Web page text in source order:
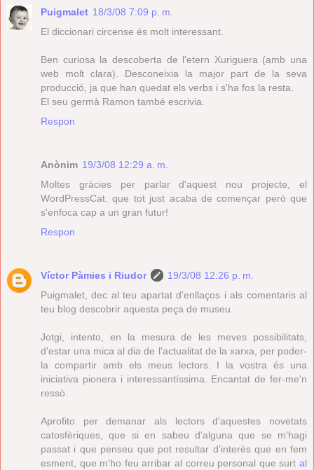
Puigmalet 18/3/08 7:09 p. m.
El diccionari circense és molt interessant.
Ben curiosa la descoberta de l'etern Xuriguera (amb una
web molt clara). Desconeixia la major part de la seva
producció, ja que han quedat els verbs i s'ha fos la resta.
El seu germà Ramon també escrivia.
Respon
Anònim 19/3/08 12:29 a. m.
Moltes gràcies per parlar d'aquest nou projecte, el
WordPressCat, que tot just acaba de començar però que
s'enfoca cap a un gran futur!
Respon
Víctor Pàmies i Riudor
19/3/08 12:26 p. m.
Puigmalet, dec al teu apartat d'enllaços i als comentaris al
teu blog descobrir aquesta peça de museu.
Jotgi, intento, en la mesura de les meves possibilitats,
d'estar una mica al dia de l'actualitat de la xarxa, per poder-
la compartir amb els meus lectors. I la vostra és una
iniciativa pionera i interessantíssima. Encantat de fer-me'n
ressò.
Aprofito per demanar als lectors d'aquestes novetats
catosfèriques, que si en sabeu d'alguna que se m'hagi
passat i que penseu que pot resultar d'interès que en fem
esment, que m'ho feu arribar al correu personal que surt al